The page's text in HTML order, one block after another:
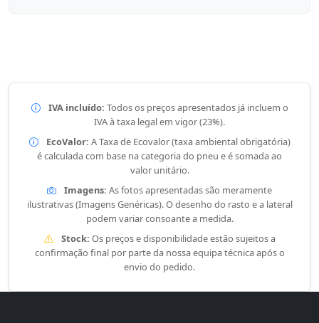
IVA incluído: Todos os preços apresentados já incluem o
IVA à taxa legal em vigor (23%).
EcoValor: A Taxa de Ecovalor (taxa ambiental obrigatória)
é calculada com base na categoria do pneu e é somada ao
valor unitário.
Imagens: As fotos apresentadas são meramente
ilustrativas (Imagens Genéricas). O desenho do rasto e a lateral
podem variar consoante a medida.
Stock: Os preços e disponibilidade estão sujeitos a
confirmação final por parte da nossa equipa técnica após o
envio do pedido.